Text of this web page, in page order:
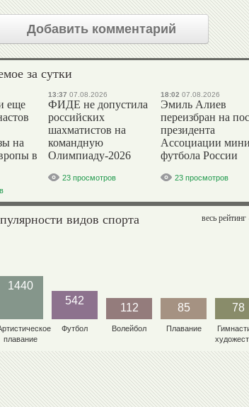
Добавить комментарий
за сутки
еще
на
в
13:37 07.08.2026
ФИДЕ не допустила
российских
шахматистов на
командную
Олимпиаду-2026
23 просмотров
18:02 07.08.2026
Эмиль Алиев
переизбран на
президента
Ассоциации
футбола России
23 просмотров
весь рейтинг
видов спорта
1440
плавание
542
Футбол
112
Волейбол
85
Плавание
78